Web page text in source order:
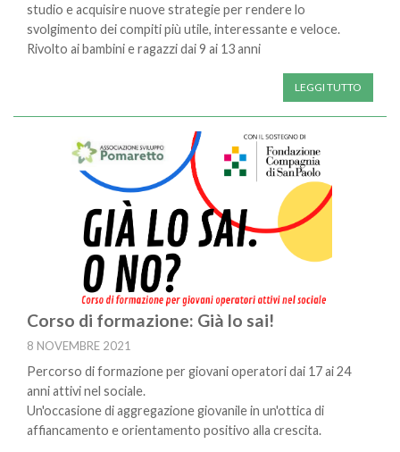
studio e acquisire nuove strategie per rendere lo
svolgimento dei compiti più utile, interessante e veloce.
Rivolto ai bambini e ragazzi dai 9 ai 13 anni
LEGGI TUTTO
Corso di formazione: Già lo sai!
8 NOVEMBRE 2021
Percorso di formazione per giovani operatori dai 17 ai 24
anni attivi nel sociale.
Un'occasione di aggregazione giovanile in un'ottica di
affiancamento e orientamento positivo alla crescita.